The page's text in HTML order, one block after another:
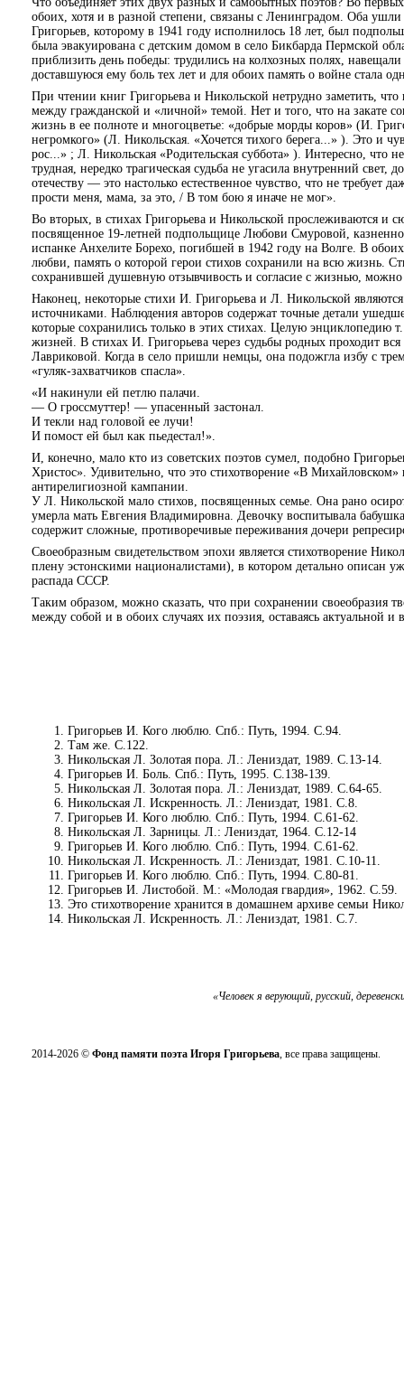
обоих, хотя и в разной степени, связаны с Ленинградом. Оба
Григорьев, которому в 1941 году исполнилось 18 лет, был
была эвакуирована с детским домом в село Бикбарда Пермской
приблизить день победы: трудились на колхозных полях,
доставшуюся ему боль тех лет и для обоих память о войне стала
При чтении книг Григорьева и Никольской нетрудно заметить,
между гражданской и «личной» темой. Нет и того, что на
жизнь в ее полноте и многоцветье: «добрые морды коров» (И.
негромкого» (Л. Никольская. «Хочется тихого берега...» ). Это и
рос...» ; Л. Никольская «Родительская суббота» ). Интересно,
трудная, нередко трагическая судьба не угасила внутренний
отечеству — это настолько естественное чувство, что не
прости меня, мама, за это, / В том бою я иначе не мог».
Во вторых, в стихах Григорьева и Никольской прослеживаются
посвященное 19-летней подпольщице Любови Смуровой,
испанке Анхелите Борехо, погибшей в 1942 году на Волге. В
любви, память о которой герои стихов сохранили на всю жизнь.
сохранившей душевную отзывчивость и согласие с жизнью,
Наконец, некоторые стихи И. Григорьева и Л. Никольской
источниками. Наблюдения авторов содержат точные детали
которые сохранились только в этих стихах. Целую энциклопедию
жизней. В стихах И. Григорьева через судьбы родных проходит
Лавриковой. Когда в село пришли немцы, она подожгла избу с
«гуляк-захватчиков спасла».
«И накинули ей петлю палачи.
— О гроссмуттер! — упасенный застонал.
И текли над головой ее лучи!
И помост ей был как пьедестал!».
И, конечно, мало кто из советских поэтов сумел, подобно
Христос». Удивительно, что это стихотворение «В
антирелигиозной кампании.
У Л. Никольской мало стихов, посвященных семье. Она рано
умерла мать Евгения Владимировна. Девочку воспитывала
содержит сложные, противоречивые переживания дочери
Своеобразным свидетельством эпохи является стихотворение
плену эстонскими националистами), в котором детально описан
распада СССР.
Таким образом, можно сказать, что при сохранении своеобразия
между собой и в обоих случаях их поэзия, оставаясь актуальной
Григорьев И. Кого люблю. Спб.: Путь, 1994. С.94.
Там же. С.122.
Никольская Л. Золотая пора. Л.: Лениздат, 1989. С.13-14.
Григорьев И. Боль. Спб.: Путь, 1995. С.138-139.
Никольская Л. Золотая пора. Л.: Лениздат, 1989. С.64-65.
Никольская Л. Искренность. Л.: Лениздат, 1981. С.8.
Григорьев И. Кого люблю. Спб.: Путь, 1994. С.61-62.
Никольская Л. Зарницы. Л.: Лениздат, 1964. С.12-14
Григорьев И. Кого люблю. Спб.: Путь, 1994. С.61-62.
Никольская Л. Искренность. Л.: Лениздат, 1981. С.10-11.
Григорьев И. Кого люблю. Спб.: Путь, 1994. С.80-81.
Григорьев И. Листобой. М.: «Молодая гвардия», 1962. С.59.
Это стихотворение хранится в домашнем архиве семьи
Никольская Л. Искренность. Л.: Лениздат, 1981. С.7.
«Человек я верующий, русский,
2014-2026 © Фонд памяти поэта Игоря Григорьева, все права защищены.